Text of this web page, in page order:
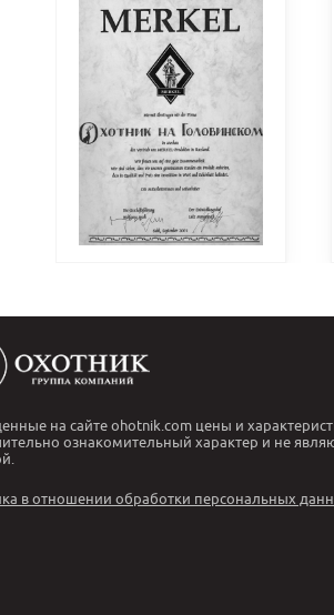
на сайте ohotnik.com цены и
ознакомительный характер и не
в отношении обработки персональных